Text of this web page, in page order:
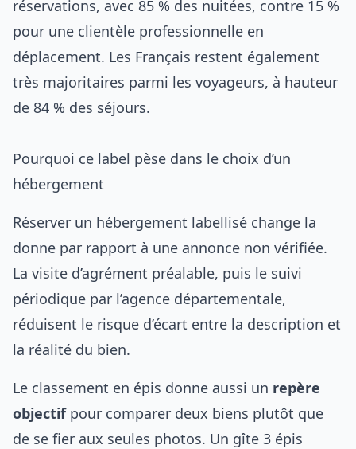
réservations, avec 85 % des nuitées, contre 15 %
pour une clientèle professionnelle en
déplacement. Les Français restent également
très majoritaires parmi les voyageurs, à hauteur
de 84 % des séjours.
Pourquoi ce label pèse dans le choix d’un
hébergement
Réserver un hébergement labellisé change la
donne par rapport à une annonce non vérifiée.
La visite d’agrément préalable, puis le suivi
périodique par l’agence départementale,
réduisent le risque d’écart entre la description et
la réalité du bien.
Le classement en épis donne aussi un repère
objectifpour comparer deux biens plutôt que
de se fier aux seules photos. Un gîte 3 épis